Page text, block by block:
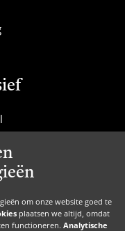
om onze website goed te
plaatsen we altijd, omdat
functioneren. Analytische